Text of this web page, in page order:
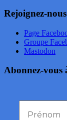
Rejoignez-
Page
Groupe
Mastodon
Abonnez-vous